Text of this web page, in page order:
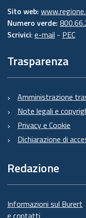
Sito web:
Numero verde:
Scrivici: e-mail - PEC
Trasparenza
Amministrazione
Note legali e
Privacy e Cookie
Dichiarazione di
Redazione
Informazioni sul Burert
e contatti